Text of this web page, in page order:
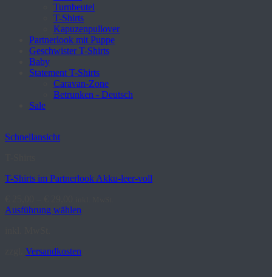
Turnbeutel
T-Shirts
Kapuzenpullover
Partnerlook mit Puppe
Geschwister T-Shirts
Baby
Statement T-Shirts
Caravan-Zone
Betrunken - Deutsch
Sale
Schnellansicht
T-Shirts im Partnerlook Akku-leer-voll
Ausführung wählen
mehrereVersandkosten